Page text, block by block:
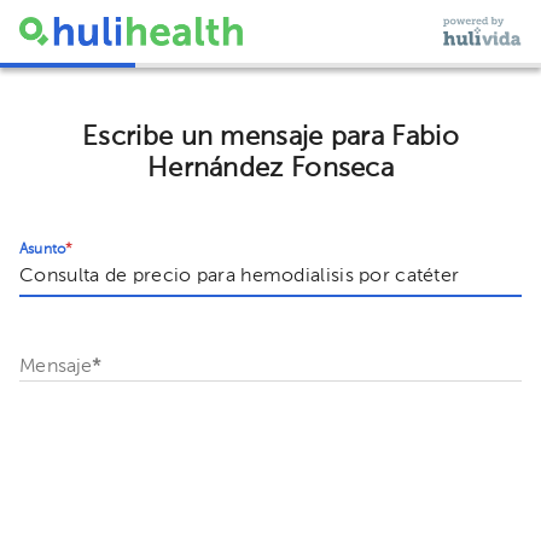
Escribe un mensaje para Fabio
Hernández Fonseca
Asunto*
Mensaje*